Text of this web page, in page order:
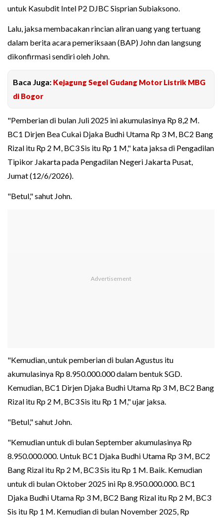
untuk Kasubdit Intel P2 DJBC Sisprian Subiaksono.
Lalu, jaksa membacakan rincian aliran uang yang tertuang
dalam berita acara pemeriksaan (BAP) John dan langsung
dikonfirmasi sendiri oleh John.
Baca Juga: Kejagung Segel Gudang Motor Listrik MBG
di Bogor
"Pemberian di bulan Juli 2025 ini akumulasinya Rp 8,2 M.
BC1 Dirjen Bea Cukai Djaka Budhi Utama Rp 3 M, BC2 Bang
Rizal itu Rp 2 M, BC3 Sis itu Rp 1 M," kata jaksa di Pengadilan
Tipikor Jakarta pada Pengadilan Negeri Jakarta Pusat,
Jumat (12/6/2026).
"Betul," sahut John.
"Kemudian, untuk pemberian di bulan Agustus itu
akumulasinya Rp 8.950.000.000 dalam bentuk SGD.
Kemudian, BC1 Dirjen Djaka Budhi Utama Rp 3 M, BC2 Bang
Rizal itu Rp 2 M, BC3 Sis itu Rp 1 M," ujar jaksa.
"Betul," sahut John.
"Kemudian untuk di bulan September akumulasinya Rp
8.950.000.000. Untuk BC1 Djaka Budhi Utama Rp 3 M, BC2
Bang Rizal itu Rp 2 M, BC3 Sis itu Rp 1 M. Baik. Kemudian
untuk di bulan Oktober 2025 ini Rp 8.950.000.000. BC1
Djaka Budhi Utama Rp 3 M, BC2 Bang Rizal itu Rp 2 M, BC3
Sis itu Rp 1 M. Kemudian di bulan November 2025, Rp